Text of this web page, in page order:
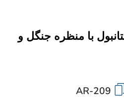
با منظره جنگل و